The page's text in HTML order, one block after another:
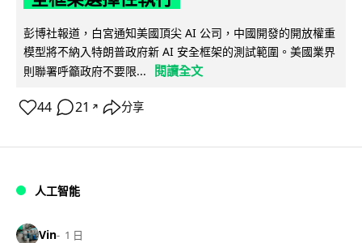
彭博社報道，白宮通知美國頂尖 AI 公司，中國開發的開放權重
模型將不納入特朗普政府新 AI 安全框架的測試範圍。美國業界
則聯署呼籲政府不要限...
閱讀全文
44 21 ↗ 分享
人工智能
Vin 1 日